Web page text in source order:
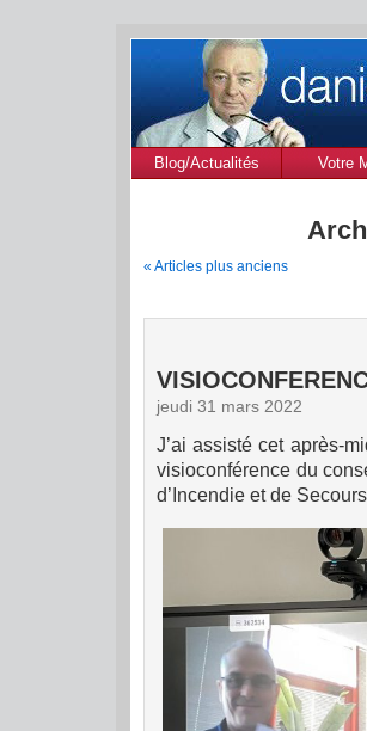
Blog/Actualités Votre
« Articles plus anciens
jeudi 31 mars 2022
J’ai assisté cet après-
visioconférence du
d’Incendie et de